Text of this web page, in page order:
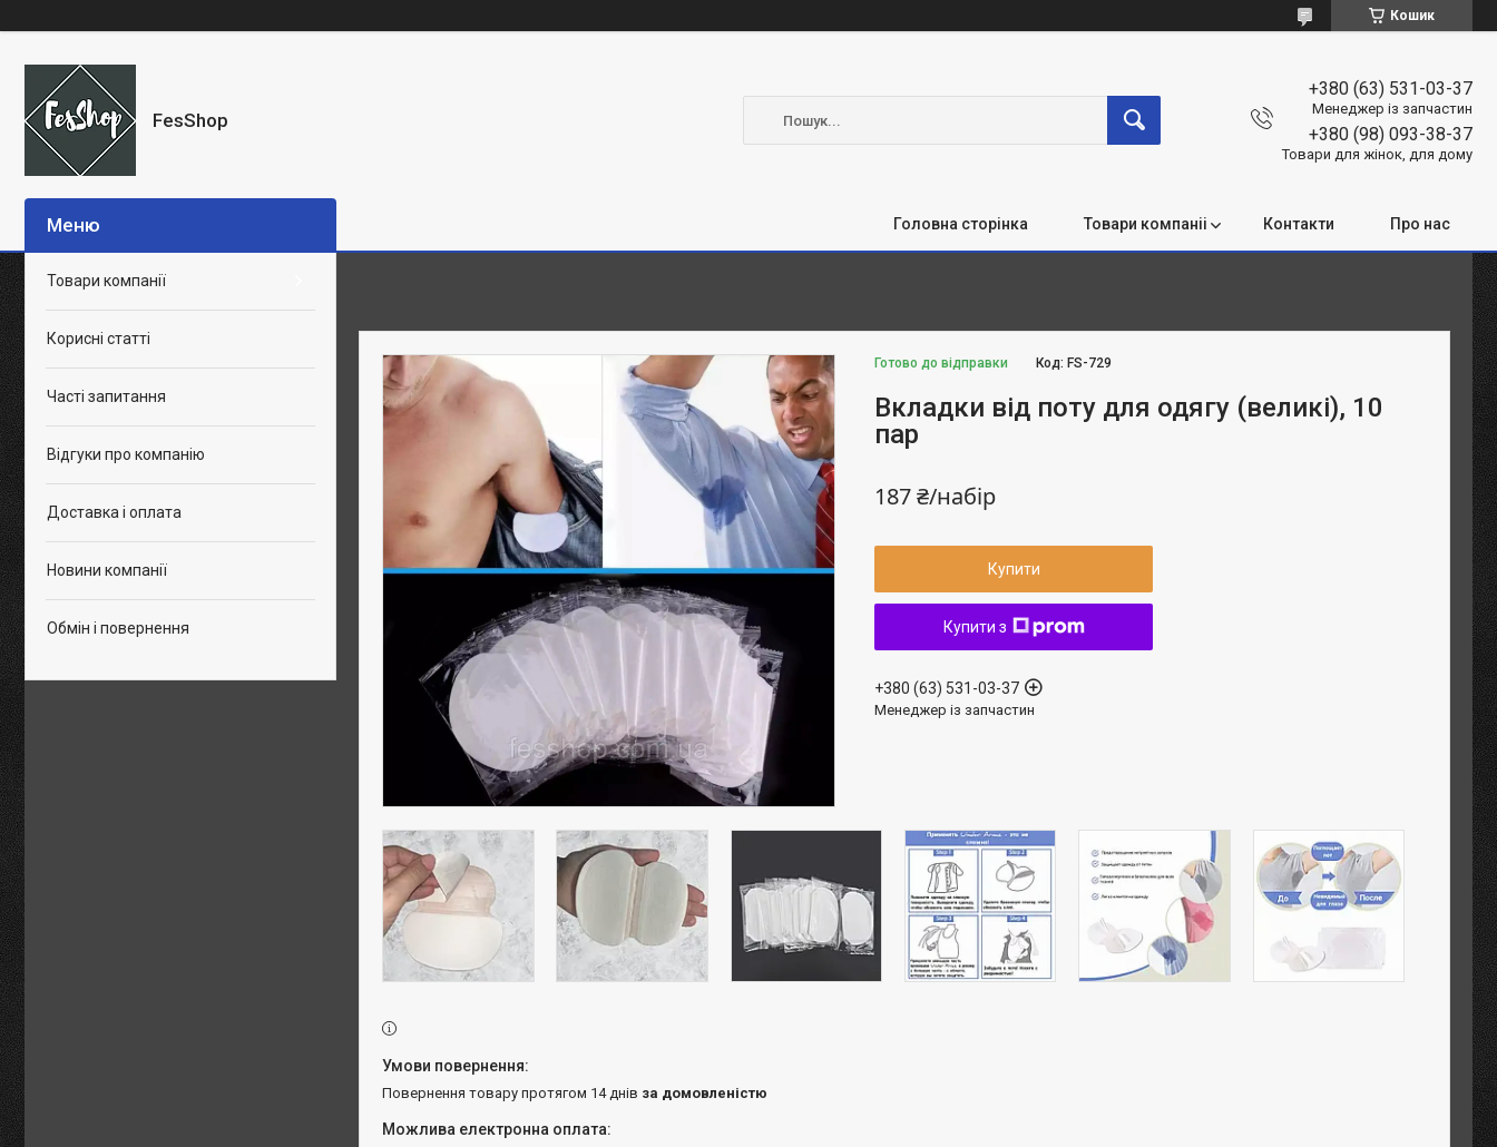
Кошик
FesShop
+380 (63) 531-03-37
Менеджер із запчастин
+380 (98) 093-38-37
Товари для жінок, для дому
Головна сторінка Товари компаніі Контакти Про нас
Готово до відправки Код: FS-729
Вкладки від поту для одягу (великі), 10
пар
187 ₴/набір
Купити
Купити з
+380 (63) 531-03-37
Менеджер із запчастин
повернення товару протягом 14 днів за домовленістю
Товари компанії
Корисні статті
Часті запитання
Відгуки про компанію
Доставка і оплата
Новини компанії
Обмін і повернення